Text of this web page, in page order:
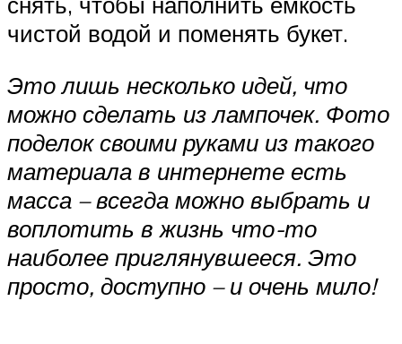
чистой водой и поменять букет.
Это лишь несколько идей, что
можно сделать из лампочек. Фото
поделок своими руками из такого
материала в интернете есть
масса – всегда можно выбрать и
воплотить в жизнь что-то
наиболее приглянувшееся. Это
просто, доступно – и очень мило!